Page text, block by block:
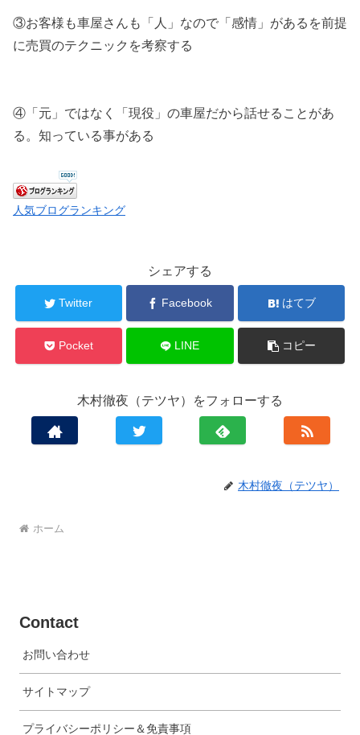
③お客様も車屋さんも「人」なので「感情」があるを前提
に売買のテクニックを考察する
④「元」ではなく「現役」の車屋だから話せることがあ
る。知っている事がある
人気ブログランキング
シェアする
Twitter Facebook はてブ
Pocket LINE コピー
木村徹夜（テツヤ）をフォローする
木村徹夜（テツヤ）
ホーム
Contact
お問い合わせ
サイトマップ
プライバシーポリシー＆免責事項